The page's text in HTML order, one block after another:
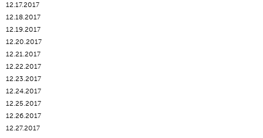
12.17.2017
12.18.2017
12.19.2017
12.20.2017
12.21.2017
12.22.2017
12.23.2017
12.24.2017
12.25.2017
12.26.2017
12.27.2017